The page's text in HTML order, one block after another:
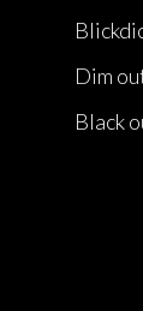
Dim
Black